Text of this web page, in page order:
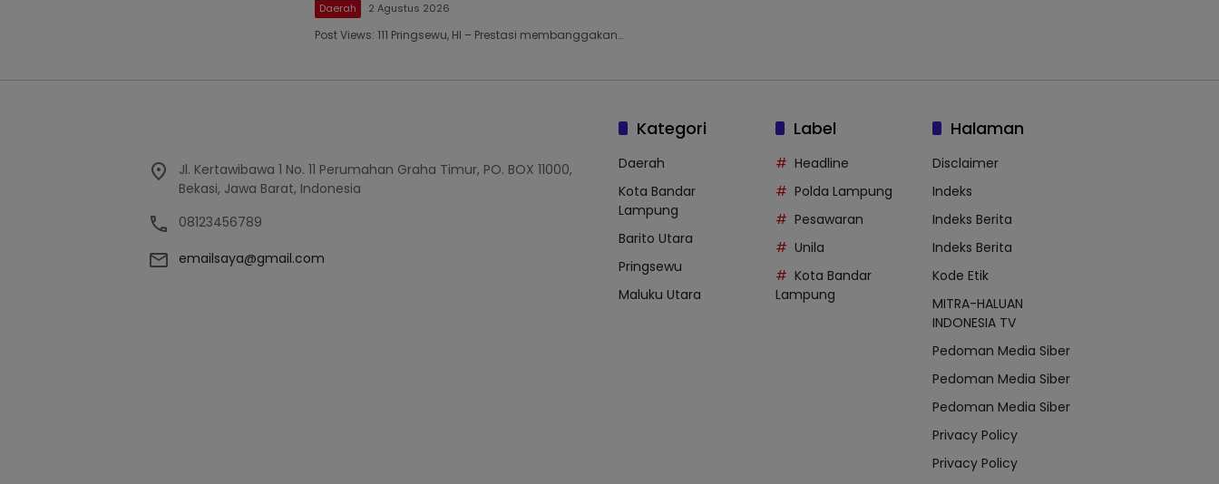
Daerah 2 Agustus 2026
Post Views: 111 Pringsewu, HI – Prestasi membanggakan…
Jl. Kertawibawa 1 No. 11 Perumahan Graha Timur, PO. BOX 11000,
Bekasi, Jawa Barat, Indonesia
08123456789
emailsaya@gmail.com
Kategori
Daerah
Kota Bandar
Lampung
Barito Utara
Pringsewu
Maluku Utara
Label
Headline
Polda Lampung
Pesawaran
Unila
Kota Bandar
Lampung
Halaman
Disclaimer
Indeks
Indeks Berita
Indeks Berita
Kode Etik
MITRA-HALUAN
INDONESIA TV
Pedoman Media Siber
Pedoman Media Siber
Pedoman Media Siber
Privacy Policy
Privacy Policy